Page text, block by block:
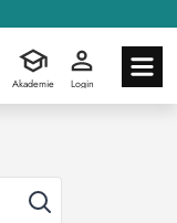
Akademie Login